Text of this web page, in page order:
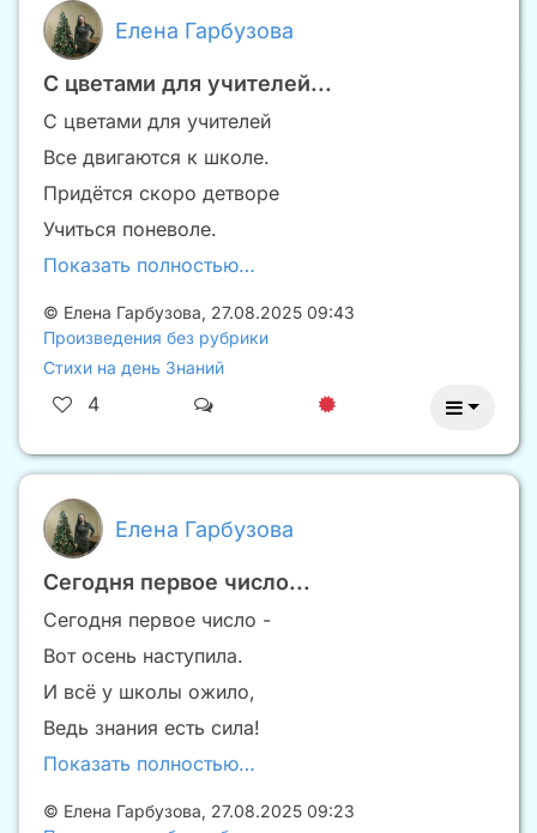
Елена Гарбузова
С цветами для учителей...
С цветами для учителей
Все двигаются к школе.
Придëтся скоро детворе
Учиться поневоле.
Показать полностью…
© Елена Гарбузова, 27.08.2025 09:43
Произведения без рубрики
Стихи на день Знаний
4
Елена Гарбузова
Сегодня первое число...
Сегодня первое число -
Вот осень наступила.
И всë у школы ожило,
Ведь знания есть сила!
Показать полностью…
© Елена Гарбузова, 27.08.2025 09:23